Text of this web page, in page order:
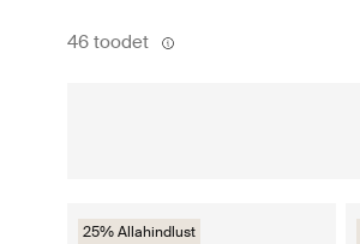
46 toodet
25% Allahindlust